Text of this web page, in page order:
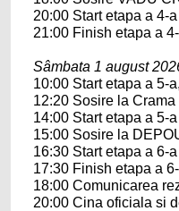
20:00 Start etapa a 4-a
21:00 Finish etapa a
Sâmbata 1 august
10:00 Start etapa a 5-
12:20 Sosire la
14:00 Start etapa a 5-a
15:00 Sosire la
16:30 Start etapa a 6-a
17:30 Finish etapa a
18:00 Comunicarea
20:00 Cina oficiala si